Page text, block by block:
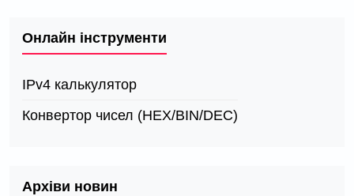
Онлайн інструменти
IPv4 калькулятор
Конвертор чисел (HEX/BIN/DEC)
Архіви новин